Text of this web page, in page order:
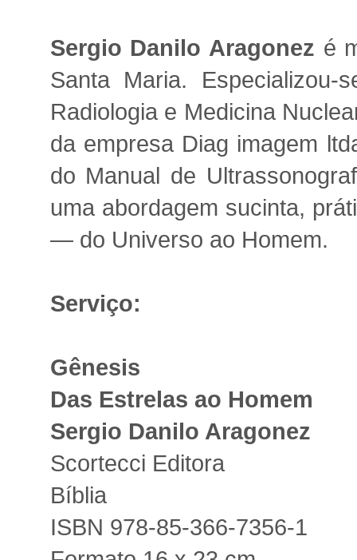
Sergio Danilo Aragonez é
Santa Maria.
Radiologia e Medicina
da empresa Diag imagem
do Manual de
uma abordagem sucinta,
— do Universo ao Homem.
Serviço:
Gênesis
Das Estrelas ao Homem
Sergio Danilo Aragonez
Scortecci Editora
Bíblia
ISBN 978-85-366-7356-1